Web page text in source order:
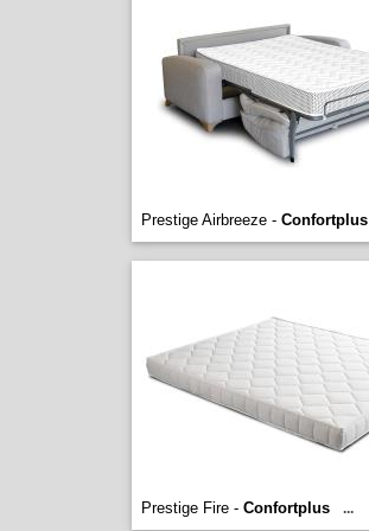
Prestige Airbreeze - Confortplus
Prestige Fire - Confortplus ...